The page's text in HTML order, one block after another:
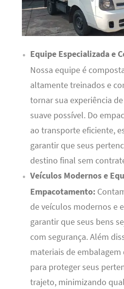
Equipe Especializada e
Nossa equipe é
altamente treinados e
tornar sua experiência
suave possível. Do
ao transporte eficiente,
garantir que seus
destino final sem
Veículos Modernos e
Empacotamento:
de veículos modernos e
garantir que seus bens
com segurança. Além
materiais de
para proteger seus
trajeto, minimizando